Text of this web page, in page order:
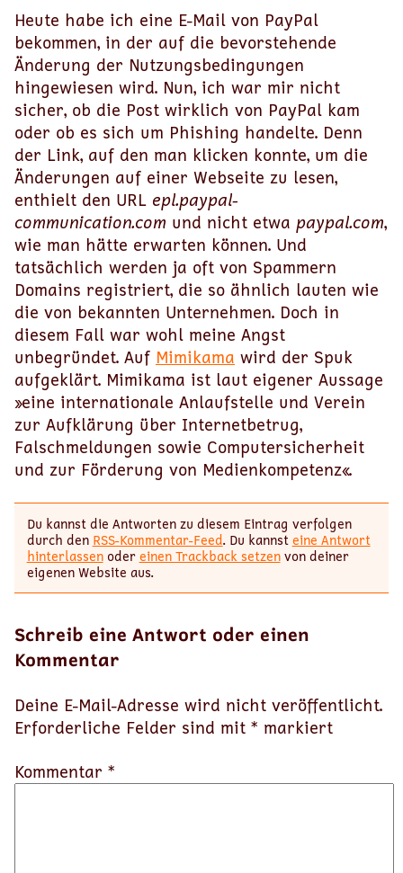
Heute habe ich eine E-Mail von PayPal
bekommen, in der auf die bevorstehende
Änderung der Nutzungsbedingungen
hingewiesen wird. Nun, ich war mir nicht
sicher, ob die Post wirklich von PayPal kam
oder ob es sich um Phishing handelte. Denn
der Link, auf den man klicken konnte, um die
Änderungen auf einer Webseite zu lesen,
enthielt den URL epl.paypal-
communication.com und nicht etwa paypal.com,
wie man hätte erwarten können. Und
tatsächlich werden ja oft von Spammern
Domains registriert, die so ähnlich lauten wie
die von bekannten Unternehmen. Doch in
diesem Fall war wohl meine Angst
unbegründet. Auf Mimikama wird der Spuk
aufgeklärt. Mimikama ist laut eigener Aussage
»eine internationale Anlaufstelle und Verein
zur Aufklärung über Internetbetrug,
Falschmeldungen sowie Computersicherheit
und zur Förderung von Medienkompetenz«.
Du kannst die Antworten zu diesem Eintrag verfolgen
durch den RSS-Kommentar-Feed. Du kannsteine Antwort
hinterlassenodereinen Trackback setzenvon deiner
eigenen Website aus.
Schreib eine Antwort oder einen
Kommentar
Deine E-Mail-Adresse wird nicht veröffentlicht.
Erforderliche Felder sind mit * markiert
Kommentar *